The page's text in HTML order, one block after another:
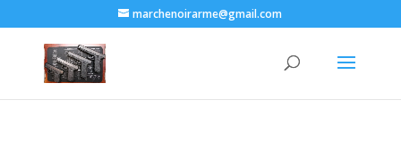
marchenoirarme@gmail.com